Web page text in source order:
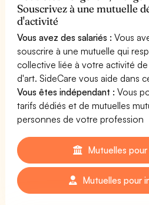
Souscrivez à une mutuelle
d'activité
Vous avez des salariés : Vous
souscrire à une mutuelle qui
collective liée à votre activité
d'art. SideCare vous aide dans
Vous êtes indépendant : Vous
tarifs dédiés et de mutuelles
personnes de votre profession
Mutuelles
Mutuelles pour